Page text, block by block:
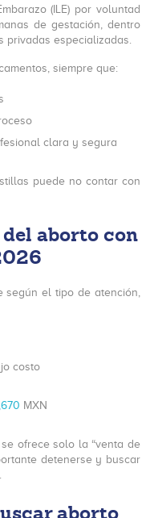
(ILE) por voluntad
de gestación, dentro
privadas especializadas.
siempre que:
clara y segura
puede no contar con
aborto con
según el tipo de atención,
costo
MXN
ofrece solo la “venta de
detenerse y buscar